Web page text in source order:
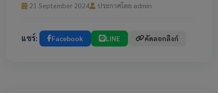
21 September 2024 ประกาศโดย admin
แชร์: Facebook LINE คัดลอกลิงก์